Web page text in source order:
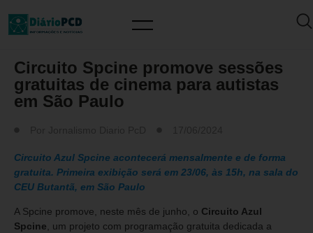
Circuito Spcine promove sessões
gratuitas de cinema para autistas
em São Paulo
Circuito Azul Spcine acontecerá mensalmente e de forma
gratuita. Primeira exibição será em 23/06, às 15h, na sala do
CEU Butantã, em São Paulo
A Spcine promove, neste mês de junho, o Circuito Azul
Spcine, um projeto com programação gratuita dedicada a